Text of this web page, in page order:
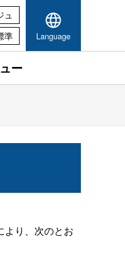
ュ
準 Language
ー
より、次のとお